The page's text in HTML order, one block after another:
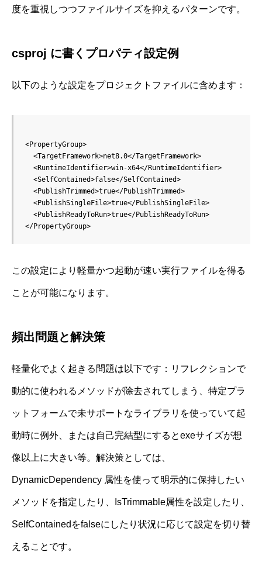
度を重視しつつファイルサイズを抑えるパターンです。
csproj に書くプロパティ設定例
以下のような設定をプロジェクトファイルに含めます：
<PropertyGroup>
  <TargetFramework>net8.0</TargetFramework>
  <RuntimeIdentifier>win-x64</RuntimeIdentifier>
  <SelfContained>false</SelfContained>
  <PublishTrimmed>true</PublishTrimmed>
  <PublishSingleFile>true</PublishSingleFile>
  <PublishReadyToRun>true</PublishReadyToRun>
この設定により軽量かつ起動が速い実行ファイルを得る
ことが可能になります。
頻出問題と解決策
軽量化でよく起きる問題は以下です：リフレクションで
動的に使われるメソッドが除去されてしまう、特定プラ
ットフォームで未サポートなライブラリを使っていて起
動時に例外、または自己完結型にするとexeサイズが想
像以上に大きい等。解決策としては、
DynamicDependency 属性を使って明示的に保持したい
メソッドを指定したり、IsTrimmable属性を設定したり、
SelfContainedをfalseにしたり状況に応じて設定を切り替
えることです。